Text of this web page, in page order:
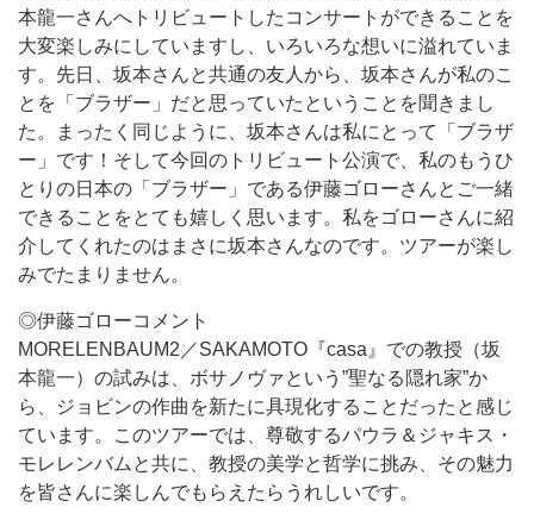
本龍一さんへトリビュートしたコンサートができることを
大変楽しみにしていますし、いろいろな想いに溢れていま
す。先日、坂本さんと共通の友人から、坂本さんが私のこ
とを「ブラザー」だと思っていたということを聞きまし
た。まったく同じように、坂本さんは私にとって「ブラザ
ー」です！そして今回のトリビュート公演で、私のもうひ
とりの日本の「ブラザー」である伊藤ゴローさんとご一緒
できることをとても嬉しく思います。私をゴローさんに紹
介してくれたのはまさに坂本さんなのです。ツアーが楽し
みでたまりません。
◎伊藤ゴローコメント
MORELENBAUM2／SAKAMOTO『casa』での教授（坂
本龍一）の試みは、ボサノヴァという”聖なる隠れ家”か
ら、ジョビンの作曲を新たに具現化することだったと感じ
ています。このツアーでは、尊敬するパウラ＆ジャキス・
モレレンバムと共に、教授の美学と哲学に挑み、その魅力
を皆さんに楽しんでもらえたらうれしいです。